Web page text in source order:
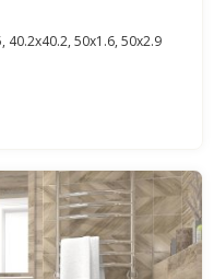
50x1.6, 50x2.9